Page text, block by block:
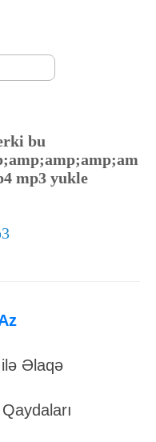
bu
mp3 yukle
Əlaqə